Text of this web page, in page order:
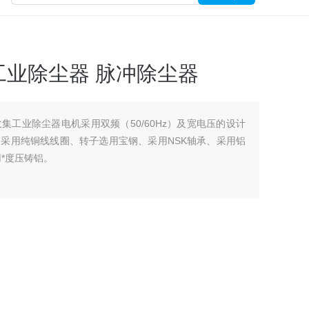
除尘器 脉冲除尘器
工业除尘器电机采用双频（50/60Hz）及宽电压的设计
用纯铜线线圈、转子选用宝钢、采用NSK轴承、采用铝
压铸铝。